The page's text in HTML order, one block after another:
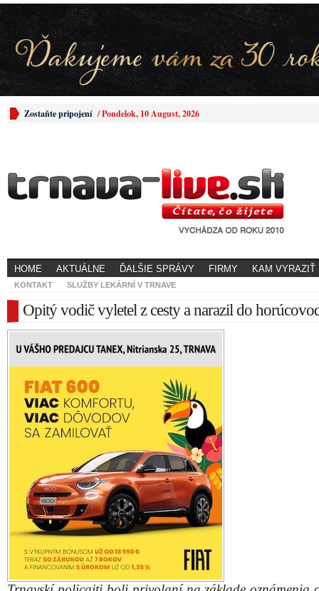
Zostaňte pripojení /Pondelok, 10 August, 2026
HOME AKTUÁLNE ĎALŠIE SPRÁVY FIRMY KAM VYRAZIŤ
KONTAKT SLUŽBY LEKÁRNÍ V TRNAVE
Opitý vodič vyletel z cesty a narazil do